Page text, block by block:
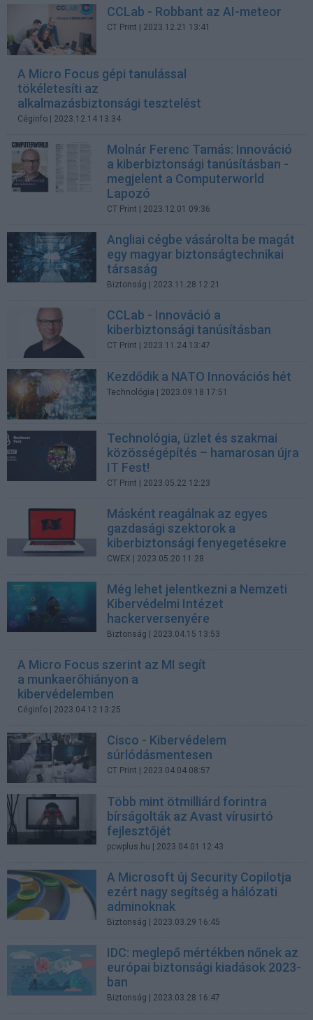
CCLab - Robbant az AI-meteor
CT Print | 2023.12.21 13:41
A Micro Focus gépi tanulással
tökéletesíti az
alkalmazásbiztonsági tesztelést
Céginfo | 2023.12.14 13:34
Molnár Ferenc Tamás: Innováció
a kiberbiztonsági tanúsításban -
megjelent a Computerworld
Lapozó
CT Print | 2023.12.01 09:36
Angliai cégbe vásárolta be magát
egy magyar biztonságtechnikai
társaság
Biztonság | 2023.11.28 12:21
CCLab - Innováció a
kiberbiztonsági tanúsításban
CT Print | 2023.11.24 13:47
Kezdődik a NATO Innovációs hét
Technológia | 2023.09.18 17:51
Technológia, üzlet és szakmai
közösségépítés – hamarosan újra
IT Fest!
CT Print | 2023.05.22 12:23
Másként reagálnak az egyes
gazdasági szektorok a
kiberbiztonsági fenyegetésekre
CWEX | 2023.05.20 11:28
Még lehet jelentkezni a Nemzeti
Kibervédelmi Intézet
hackerversenyére
Biztonság | 2023.04.15 13:53
A Micro Focus szerint az MI segít
a munkaerőhiányon a
kibervédelemben
Céginfo | 2023.04.12 13:25
Cisco - Kibervédelem
súrlódásmentesen
CT Print | 2023.04.04 08:57
Több mint ötmilliárd forintra
bírságolták az Avast vírusirtó
fejlesztőjét
pcwplus.hu | 2023.04.01 12:43
A Microsoft új Security Copilotja
ezért nagy segítség a hálózati
adminoknak
Biztonság | 2023.03.29 16:45
IDC: meglepő mértékben nőnek az
európai biztonsági kiadások 2023-
ban
Biztonság | 2023.03.28 16:47